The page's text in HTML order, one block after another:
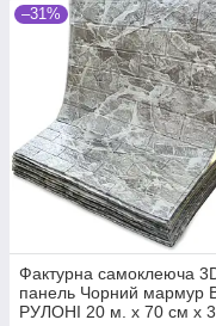
–31%
Фактурна самоклеюча
панель Чорний мармур
РУЛОНІ 20 м. x 70 см х